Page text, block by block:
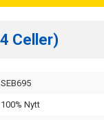
Celler)
SEB695
100% Nytt